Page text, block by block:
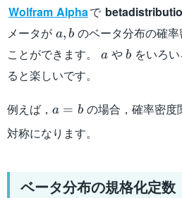
Wolfram Alphaで
メータが a,b
a, b のベータ分布の確
ことができます。 a
aやb
b をいろ
ると楽しいです。
例えば， a = bの場合，確率密度
対称になります。
ベータ分布の規格化定数